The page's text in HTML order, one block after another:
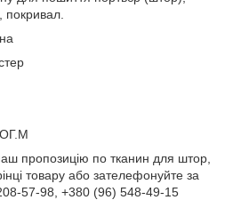
покривал.
пропозицію по тканин для штор,
товару або зателефонуйте за
57-98, +380 (96) 548-49-15